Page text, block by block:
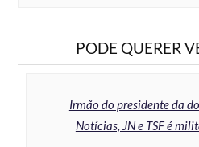
PODE QUERER
Irmão do presidente da
Notícias, JN e TSF é